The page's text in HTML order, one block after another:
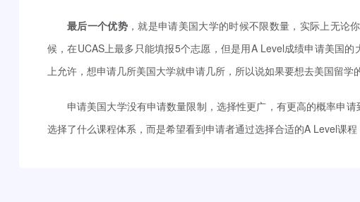
最后一个优势，就是申请美国大学的时候不限数量，实际上无论
候，在UCAS上最多只能填报5个志愿，但是用A Level成绩申请美国
上允许，想申请几所美国大学就申请几所，所以说如果要想去美国留学
申请美国大学没有申请数量限制，选择性更广，有更高的概率申
选择了什么课程体系，而是希望看到申请者通过选择合适的A Level课程